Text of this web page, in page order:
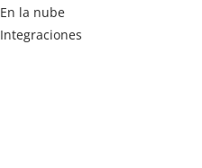
En la nube
Integraciones